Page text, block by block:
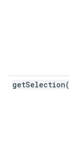
getSelection(